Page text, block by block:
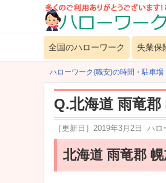
全国のハローワーク 失業保
ハローワーク(職安)の時間・駐車場
Q.北海道 雨竜
［更新日］ 2019年3月2日 ハロ
北海道 雨竜郡